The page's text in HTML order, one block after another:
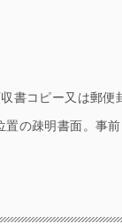
書コピー又は郵
の疎明書面。事前